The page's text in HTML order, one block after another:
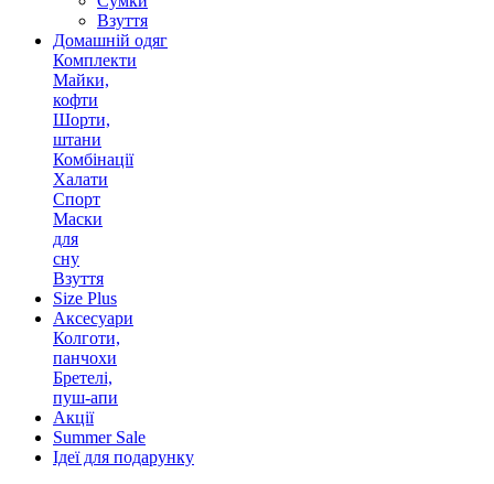
Взуття
Домашній одяг
Комплекти
Майки,
кофти
Шорти,
штани
Комбінації
Халати
Спорт
Маски
для
сну
Взуття
Size Plus
Аксесуари
Колготи,
панчохи
Бретелі,
пуш-апи
Акції
Summer Sale
Ідеї для подарунку